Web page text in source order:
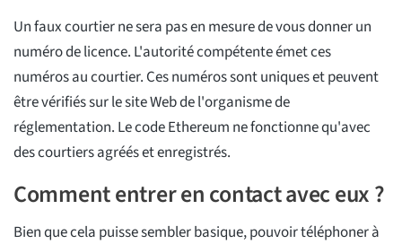
Un faux courtier ne sera pas en mesure de vous donner un
numéro de licence. L'autorité compétente émet ces
numéros au courtier. Ces numéros sont uniques et peuvent
être vérifiés sur le site Web de l'organisme de
réglementation. Le code Ethereum ne fonctionne qu'avec
des courtiers agréés et enregistrés.
Comment entrer en contact avec eux ?
Bien que cela puisse sembler basique, pouvoir téléphoner à